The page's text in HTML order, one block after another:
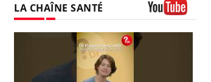
LA CHAÎNE SANTÉ